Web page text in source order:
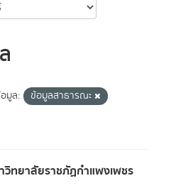
มูล:
ข้อมูลสาธารณะ
ทยาลัยราชภัฏกำแพงเพชร